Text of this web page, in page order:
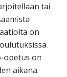
tai
on
opetus on
aikana.